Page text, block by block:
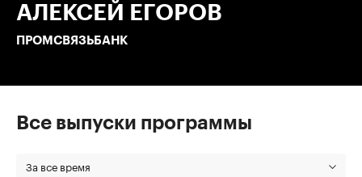
АЛЕКСЕЙ ЕГОРОВ
ПРОМСВЯЗЬБАНК
Все выпуски программы
За все время